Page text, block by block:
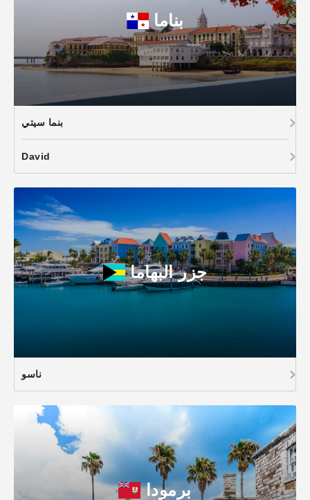
بناما
بنما سيتي
David
جزر البهاما
ناسو
برمودا